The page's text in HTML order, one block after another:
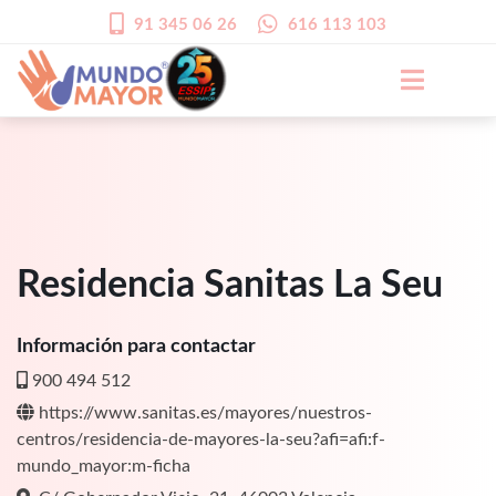
91 345 06 26 616 113 103
Residencia Sanitas La Seu
Información para contactar
900 494 512
https://www.sanitas.es/mayores/nuestros-
centros/residencia-de-mayores-la-seu?afi=afi:f-
mundo_mayor:m-ficha